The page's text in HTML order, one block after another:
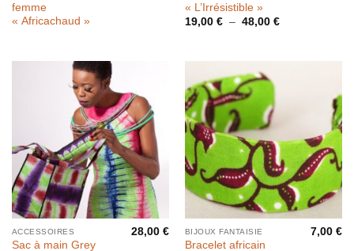
femme
« Africachaud »
« L’Irrésistible »
19,00 € – 48,00 €Plage
ACCESSOIRES
Sac à main Grey
28,00€ BIJOUX FANTAISIE
Bracelet africain
7,00€